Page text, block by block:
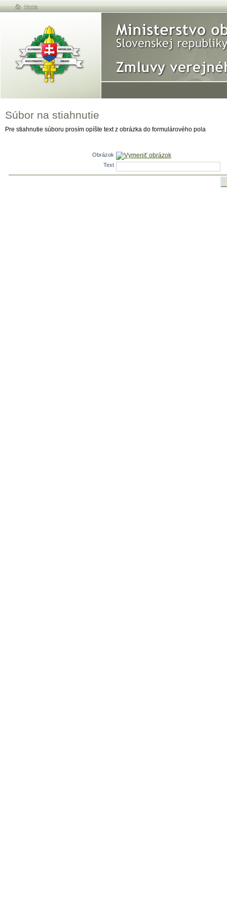
Home
Súbor na stiahnutie
Pre stiahnutie súboru prosím opíšte text z obrázka do formulárového pola
Obrázok
Vymeniť obrázok
Text